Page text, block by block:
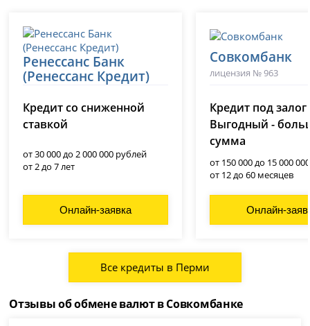
Ренессанс Банк
(Ренессанс Кредит)
Кредит со сниженной
ставкой
от 30 000 до 2 000 000 рублей
от 2 до 7 лет
Онлайн-заявка
Совкомбанк
лицензия № 963
Кредит под залог
Выгодный -
сумма
от 150 000 до 15 000
от 12 до 60 месяцев
Онлайн-
Все кредиты в Перми
Отзывы об обмене валют в Совкомбанке